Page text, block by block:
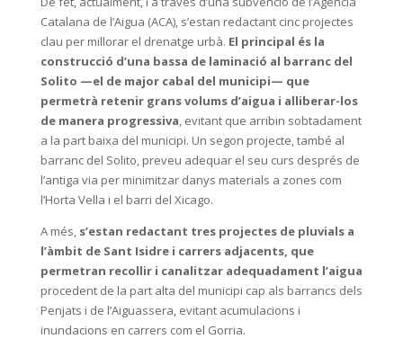
Catalana de l’Aigua (ACA), s’estan redactant cinc projectes
clau per millorar el drenatge urbà. El principal és la
construcció d’una bassa de laminació al barranc del
Solito —el de major cabal del municipi— que
permetrà retenir grans volums d’aigua i alliberar-los
de manera progressiva, evitant que arribin sobtadament
a la part baixa del municipi. Un segon projecte, també al
barranc del Solito, preveu adequar el seu curs després de
l’antiga via per minimitzar danys materials a zones com
l’Horta Vella i el barri del Xicago.
A més, s’estan redactant tres projectes de pluvials a
l’àmbit de Sant Isidre i carrers adjacents, que
permetran recollir i canalitzar adequadament l’aigua
procedent de la part alta del municipi cap als barrancs dels
Penjats i de l’Aiguassera, evitant acumulacions i
inundacions en carrers com el Gorria.